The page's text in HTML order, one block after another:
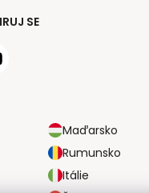
SE
Maďarsko
Rumunsko
Itálie